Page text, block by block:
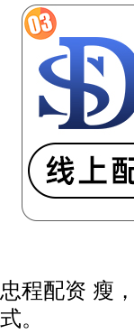
忠程配资 瘦
式。